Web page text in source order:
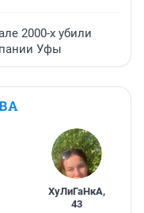
2000-х убили
Уфы
ХуЛиГаНкА,
43